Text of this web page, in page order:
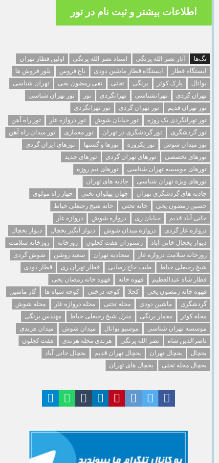
اطلاعات بیشتر و ثبت نام در تور
تگ‌ها آثار نصر الله پرنگی استاد نصر الله پرنگی
اولین قطار تهران
ایستگاه قطار
ایستگاه قطار ماشین دودی باغ فروس
بلور فروش ها
بواتال
پارک کوثر پرنگی تختی تقی رمضون یخی
تهران شناسی
تهران گردی
تهرانشناسی تهرانگردی تور
تور تهران شناسی
تور تهران قدیم
تور تهران گردی
تور تهرانگردی
تور تهرانگردی یک روزه
تور خیابان شوش تور دروازه غار
تور راه آهن
تور گردشگری
تور گردشگری در تهران تور معماری
تور میدان راه آهن
تور میدان شوش
تور یکروزه تورها و گشتها
تورهای ایران گردی
تورهای تخصصی
تورهای تهران گردی
تورهای جدید
تورهای موسسه تهران شناسی
تورهای نیم روزه
تورهای ویژه تهران شناسی
جاذبه های تهران
جاذبه های گردشگری تهران
جهان پهلوان تختی
چهار راه مولوی
حسین رمضون یخی
خانه تختی
خانه شیخ رجبعلی خیاط
خانی آباد قدیم
خیابان ری دروازه شوش
دروازه غار
دروازه غار گردی
دروازه میدان شوش دیوار آبگیر یخچال
دیوار یخچال
دیوار یخچال خانی آباد
رستوران هفت کچلون زورخانه
زورخانه سلامت
زورخانه سلامت دروازه غار
سجادیه تهران سعید روشن
شوش گردی
شیخ رجبعلی خیاط
طیب حاج رضایی قطار تهران ری
قطار دودی
قطار شاه عبدالعظیم
قهوه خانه
قهوه خانه رمضان یخی
قهوه خانه رمضون یخی
کچلا کوچه درختی کوچه سیاه ها
گار ماشین
گردشگری
ماشین دودی محله تختی محله دروازه غار
محله شوش
محله کوثر
معمار پرنگی منزل شیخ رجبعلی خیاط
مهندس پرنگی
موسسه تهران شناسی
موسیو بواتال میدان شوش
میدان هرندی
ناصرالدین شاه
نصر الله پرنگی هرندی محله هرندی
هفت کچلون
یخچال
یخچال تهران یخچال تهران قدیم
یخچال خانی آباد
یخچال محله تختی
یخچال های تهران